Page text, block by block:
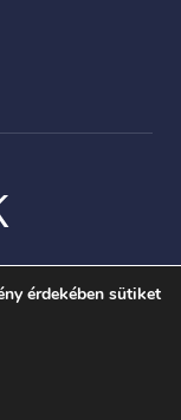
érdekében sütiket